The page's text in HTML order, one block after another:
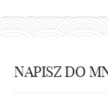
NAPISZ DO